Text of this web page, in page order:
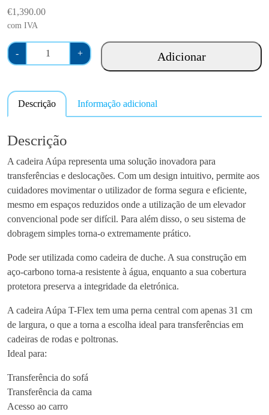
€1,390.00
com IVA
-
Q
u
n
i
d
a
d
e
d
e
C
a
e
i
r
a
T
r
a
s
f
e
+ Adicionar
Descrição Informação adicional
Descrição
A cadeira Aúpa representa uma solução inovadora para
transferências e deslocações. Com um design intuitivo, permite aos
cuidadores movimentar o utilizador de forma segura e eficiente,
mesmo em espaços reduzidos onde a utilização de um elevador
convencional pode ser difícil. Para além disso, o seu sistema de
dobragem simples torna-o extremamente prático.
Pode ser utilizada como cadeira de duche. A sua construção em
aço-carbono torna-a resistente à água, enquanto a sua cobertura
protetora preserva a integridade da eletrónica.
A cadeira Aúpa T-Flex tem uma perna central com apenas 31 cm
de largura, o que a torna a escolha ideal para transferências em
cadeiras de rodas e poltronas.
Ideal para:
Transferência do sofá
Transferência da cama
Acesso ao carro